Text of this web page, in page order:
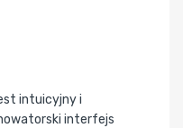
intuicyjny i
interfejs